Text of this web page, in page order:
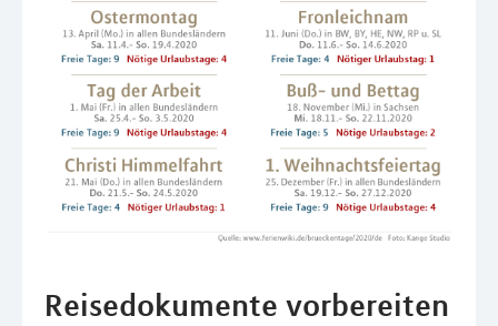
Reisedokumente vorbereiten